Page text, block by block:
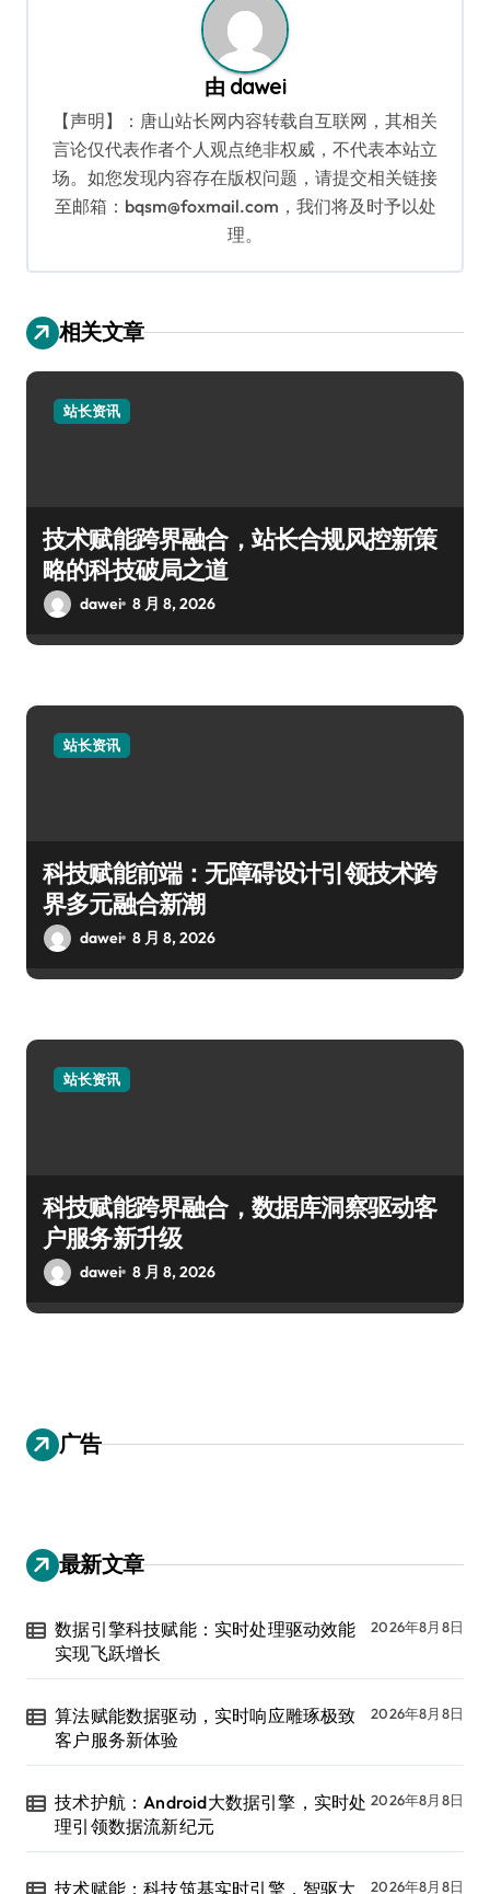
由 dawei
【声明】：唐山站长网内容转载自互联网，其相关
言论仅代表作者个人观点绝非权威，不代表本站立
场。如您发现内容存在版权问题，请提交相关链接
至邮箱：bqsm@foxmail.com，我们将及时予以处
理。
相关文章
站长资讯
技术赋能跨界融合，站长合规风控新策
略的科技破局之道
dawei 8 月 8, 2026
站长资讯
科技赋能前端：无障碍设计引领技术跨
界多元融合新潮
dawei 8 月 8, 2026
站长资讯
科技赋能跨界融合，数据库洞察驱动客
户服务新升级
dawei 8 月 8, 2026
广告
最新文章
数据引擎科技赋能：实时处理驱动效能
实现飞跃增长
2026年8月8日
算法赋能数据驱动，实时响应雕琢极致
客户服务新体验
2026年8月8日
技术护航：Android大数据引擎，实时处
理引领数据流新纪元
2026年8月8日
技术赋能：科技筑基实时引擎，智驱大 2026年8月8日